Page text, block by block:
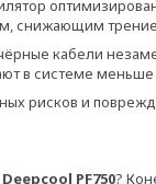
снижающим
кабели
в системе меньше
рисков и
PF750?